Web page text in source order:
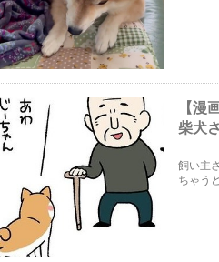
【
柴犬
飼い主
ちゃう